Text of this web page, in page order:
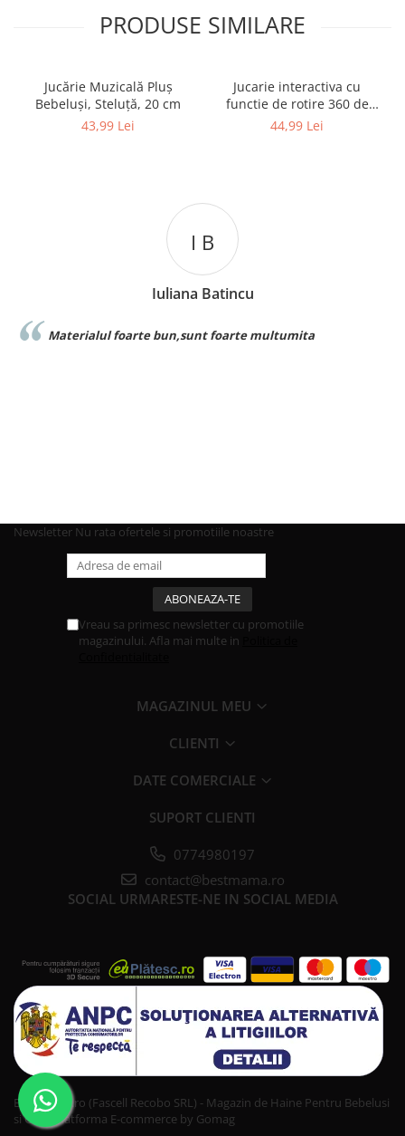
PRODUSE SIMILARE
Jucărie Muzicală Pluș
Bebeluși, Steluță, 20 cm
43,99 Lei
Jucarie interactiva cu
functie de rotire 360 de
grade si lumini, Omida
44,99 Lei
foarte multumita Foarte buna calitate exact
Newsletter Nu rata ofertele si promotiile noastre
Vreau sa primesc newsletter cu promotiile
magazinului. Afla mai multe in
MAGAZINUL MEU
CLIENTI
DATE COMERCIALE
SUPORT CLIENTI
0774980197
contact@bestmama.ro
SOCIAL URMARESTE-NE IN SOCIAL MEDIA
Bestmama.ro (Fascell Recobo SRL) - Magazin de Haine Pentru Bebelusi
si Copii
Platforma E-commerce by Gomag